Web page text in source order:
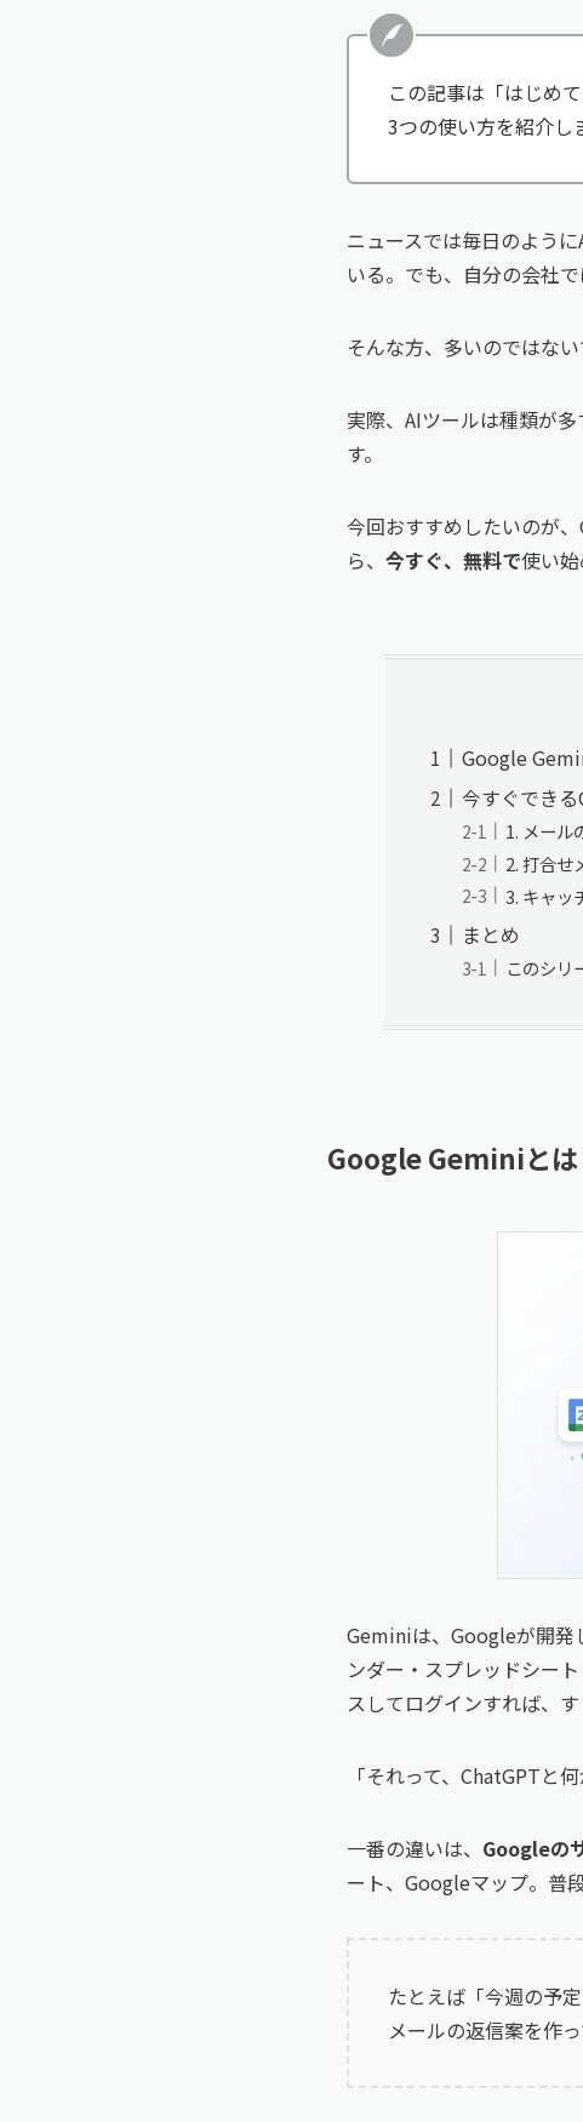
この記事は「はじめ
3つの使い方を紹介し
ニュースでは毎日のよう
いる。でも、自分の会社
そんな方、多いのではない
実際、AIツールは種類が
す。
今回おすすめしたいのが
ら、 今すぐ、無料で使い始
Google
今すぐでき
1. メール
2. 打合せ
3. キャッ
まとめ
このシリ
Google Geminiとは
Geminiは、Googleが開発
ンダー・スプレッドシー
スしてログインすれば、
「それって、ChatGPTと
一番の違いは、 Googleの
ート、Googleマップ。普
たとえば「今週の予
メールの返信案を作